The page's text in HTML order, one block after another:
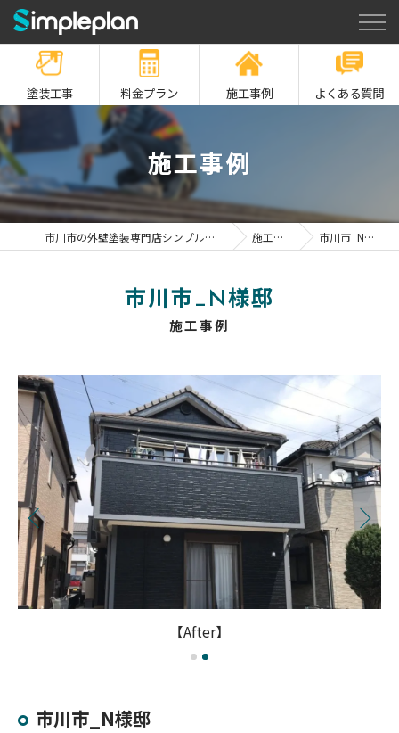
塗装工事 料金プラン 施工事例 よくある質問
施工事例
市川市の外壁塗装専門店シンプルプラン 施工事例 市川市_N様邸
施工事例
市川市_N様邸
【After】
市川市_N様邸